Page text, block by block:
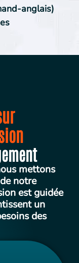
anglais)
mettons
notre
est guidée
un
des